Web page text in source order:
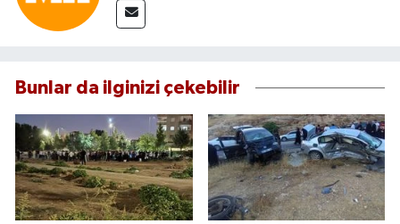
Bunlar da ilginizi çekebilir